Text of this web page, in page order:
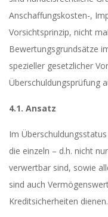
Anschaffungskosten-,
Vorsichtsprinzip, nicht
Bewertungsgrundsätze
spezieller gesetzlicher
Überschuldungsprüfung
4.1. Ansatz
Im
die einzeln – d.h. nicht
verwertbar sind, sowie
sind auch
Kreditsicherheiten dienen.